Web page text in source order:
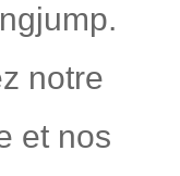
notre
et nos